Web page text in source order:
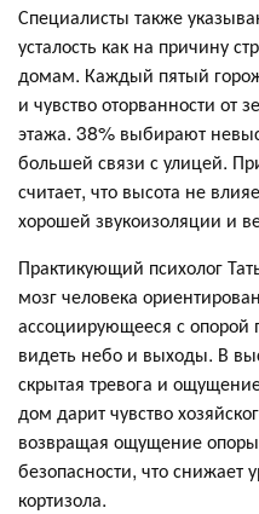
Специалисты также
усталость как на причину
домам. Каждый пятый
и чувство оторванности
этажа. 38% выбирают
большей связи с улицей.
считает, что высота не
хорошей звукоизоляции и
Практикующий психолог
мозг человека
ассоциирующееся с
видеть небо и выходы. В
скрытая тревога и
дом дарит чувство
возвращая ощущение
безопасности, что снижает
кортизола.